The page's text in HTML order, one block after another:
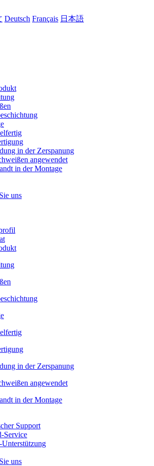
Deutsch Français 日本語
in der Zerspanung
angewendet
in der Montage
uns
in der Zerspanung
angewendet
in der Montage
Support
Service
Unterstützung
uns